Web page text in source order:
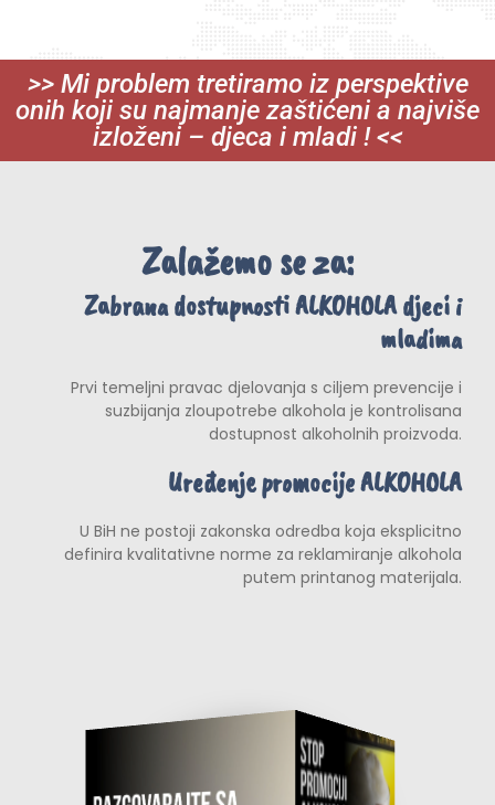
>> Mi problem tretiramo iz perspektive
onih koji su najmanje zaštićeni a najviše
izloženi – djeca i mladi ! <<
Zalažemo se za:
Zabrana dostupnosti ALKOHOLA djeci i
mladima
Prvi temeljni pravac djelovanja s ciljem prevencije i
suzbijanja zloupotrebe alkohola je kontrolisana
dostupnost alkoholnih proizvoda.
Uređenje promocije ALKOHOLA
U BiH ne postoji zakonska odredba koja eksplicitno
definira kvalitativne norme za reklamiranje alkohola
putem printanog materijala.